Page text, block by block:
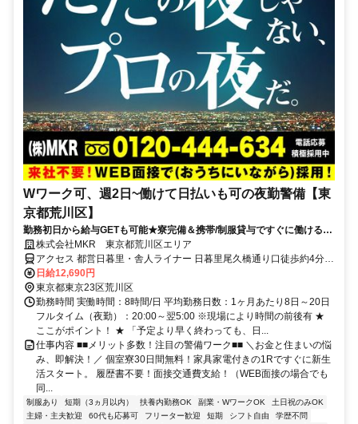
Wワーク可、週2日~働けて日払いも可の夜勤警備【東
京都荒川区】
勤務初日から給与GETも可能★寮完備＆携帯/制服貸与ですぐに働ける♪
直行直帰OK！
株式会社MKR 東京都荒川区エリア
アクセス 都営日暮里・舎人ライナー 日暮里尾久橋通り口徒歩約4分、
都営日暮里・舎人ライナー 日暮里尾久橋通り口徒歩約4分、都営日暮
里・舎人ライナー 日暮里尾久橋通り口徒歩約4分 東京都荒川区エリア
(東尾久三丁目駅、町屋駅、町屋駅前駅、町屋二丁目駅)
日給12,690円
東京都東京23区荒川区
勤務時間 実働時間：8時間/日 平均勤務日数：1ヶ月あたり8日～20日
フルタイム（夜勤）：20:00～翌5:00 ※現場により時間の前後有 ★
ここがポイント！ ★ 「予定より早く終わっても、日...
仕事内容 ■■メリット多数！注目の警備ワーク■■ ＼お金と住まいの悩
み、即解決！／ 個室寮30日間無料！家具家電付きの1Rですぐに新生
活スタート。 履歴書不要！面接交通費支給！（WEB面接の場合でも
同...
制服あり 短期（3ヵ月以内） 扶養内勤務OK 副業・WワークOK
土日祝のみOK
主婦・主夫歓迎
60代も応募可 フリーター歓迎 短期 シフト自由
学歴不問